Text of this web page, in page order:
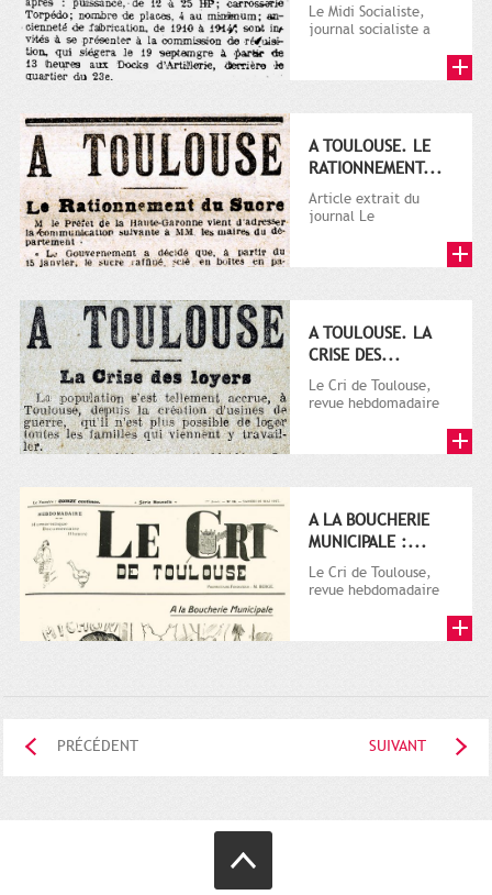
Le Midi Socialiste,
journal socialiste a
A TOULOUSE. LE
RATIONNEMENT...
Article extrait du
journal Le
A TOULOUSE. LA
CRISE DES...
Le Cri de Toulouse,
revue hebdomadaire
A LA BOUCHERIE
MUNICIPALE :...
Le Cri de Toulouse,
revue hebdomadaire
PRÉCÉDENT SUIVANT